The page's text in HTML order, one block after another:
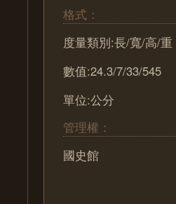
格式：
度量類別:長/寬/高/重
數值:24.3/7/33/545
單位:公分
管理權：
國史館